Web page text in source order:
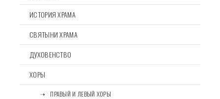
ИСТОРИЯ ХРАМА
СВЯТЫНИ ХРАМА
ДУХОВЕНСТВО
ХОРЫ
⠀⠀➝⠀ПРАВЫЙ И ЛЕВЫЙ ХОРЫ